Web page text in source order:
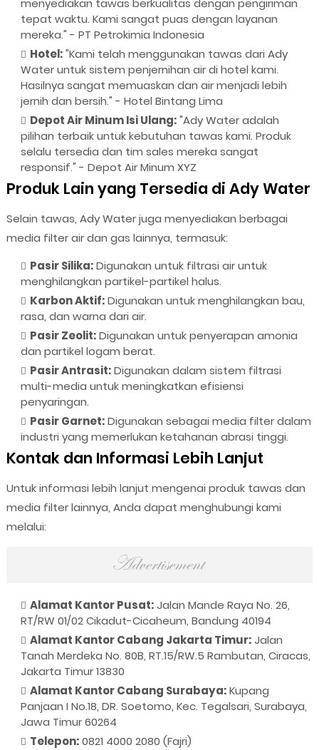
tepat waktu. Kami sangat puas dengan layanan
mereka." - PT Petrokimia Indonesia
Hotel:"Kami telah menggunakan tawas dari Ady
Water untuk sistem penjernihan air di hotel kami.
Hasilnya sangat memuaskan dan air menjadi lebih
jernih dan bersih." - Hotel Bintang Lima
Depot Air Minum Isi Ulang:"Ady Water adalah
pilihan terbaik untuk kebutuhan tawas kami. Produk
selalu tersedia dan tim sales mereka sangat
responsif." - Depot Air Minum XYZ
Produk Lain yang Tersedia di Ady Water
Selain tawas, Ady Water juga menyediakan berbagai
media filter air dan gas lainnya, termasuk:
Pasir Silika:Digunakan untuk filtrasi air untuk
menghilangkan partikel-partikel halus.
Karbon Aktif:Digunakan untuk menghilangkan bau,
rasa, dan warna dari air.
Pasir Zeolit:Digunakan untuk penyerapan amonia
dan partikel logam berat.
Pasir Antrasit:Digunakan dalam sistem filtrasi
multi-media untuk meningkatkan efisiensi
penyaringan.
Pasir Garnet:Digunakan sebagai media filter dalam
industri yang memerlukan ketahanan abrasi tinggi.
Kontak dan Informasi Lebih Lanjut
Untuk informasi lebih lanjut mengenai produk tawas dan
media filter lainnya, Anda dapat menghubungi kami
melalui:
Alamat Kantor Pusat:Jalan Mande Raya No. 26,
RT/RW 01/02 Cikadut-Cicaheum, Bandung 40194
Alamat Kantor Cabang Jakarta Timur:Jalan
Tanah Merdeka No. 80B, RT.15/RW.5 Rambutan, Ciracas,
Jakarta Timur 13830
Alamat Kantor Cabang Surabaya:Kupang
Panjaan I No.18, DR. Soetomo, Kec. Tegalsari, Surabaya,
Jawa Timur 60264
Telepon:0821 4000 2080 (Fajri)